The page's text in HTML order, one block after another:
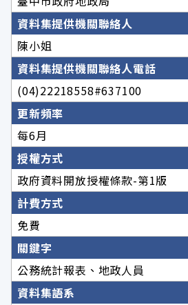
資料集提供機關聯絡人
陳小姐
資料集提供機關聯絡人電話
(04)22218558#637100
更新頻率
每6月
授權方式
政府資料開放授權條款-第1版
計費方式
免費
關鍵字
公務統計報表、地政人員
資料集語系